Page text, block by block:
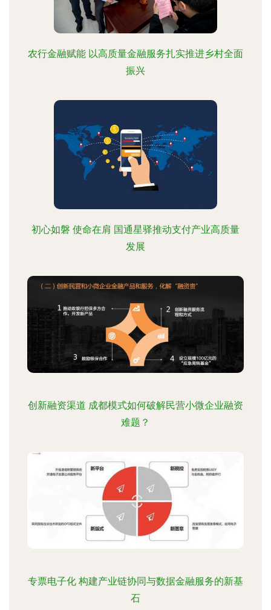
农行金融赋能 以高质量金融服务扎实推进乡村全面
振兴
初心如磐 使命在肩 国通星驿推动支付产业高质量
发展
创新融资渠道 成都模式如何破解民营小微企业融资
难题？
专票电子化 构建产业链协同与数据金融服务的新基
石